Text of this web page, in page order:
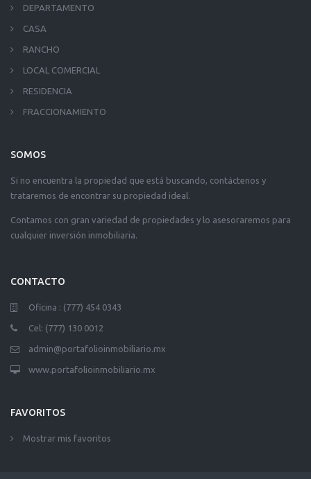
DEPARTAMENTO
CASA
RANCHO
LOCAL COMERCIAL
RESIDENCIA
FRACCIONAMIENTO
SOMOS
Si no encuentra la propiedad que está buscando, contáctenos y
trataremos de encontrar su propiedad ideal.
Contamos con gran variedad de propiedades y lo asesoraremos para
cualquier inversión inmobiliaria.
CONTACTO
Oficina : (777) 454 0343
Cel: (777) 130 0012
admin@portafolioinmobiliario.mx
www.portafolioinmobiliario.mx
FAVORITOS
Mostrar mis favoritos